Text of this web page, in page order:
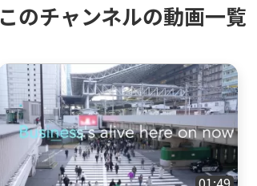
このチャンネルの動画一覧